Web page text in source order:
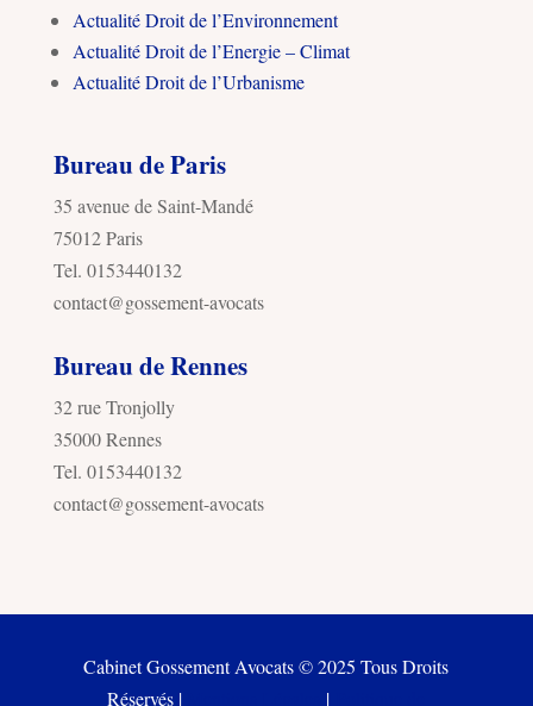
Actualité Droit de l’Environnement
Actualité Droit de l’Energie – Climat
Actualité Droit de l’Urbanisme
Bureau de Paris
35 avenue de Saint-Mandé
75012 Paris
Tel. 0153440132
contact@gossement-avocats
Bureau de Rennes
32 rue Tronjolly
35000 Rennes
Tel. 0153440132
contact@gossement-avocats
Cabinet Gossement Avocats © 2025 Tous Droits
Réservés |
|